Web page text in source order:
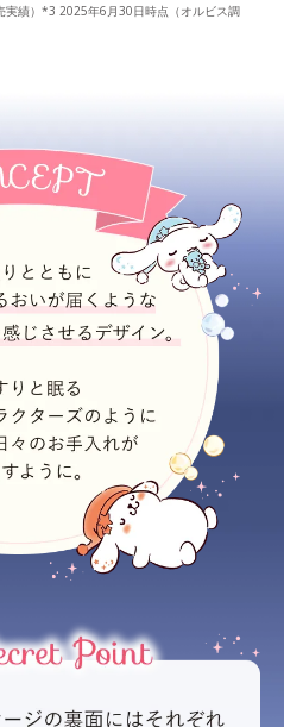
実績）*3 2025年6月30日時点（オルビス調